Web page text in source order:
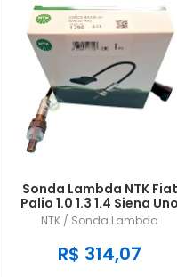
Sonda Lambda NTK Fiat
Palio 1.0 1.3 1.4 Siena Uno
Doblo Punto Strada
NTK / Sonda Lambda
R$ 314,07